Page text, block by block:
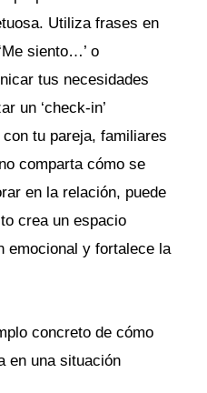
Utiliza frases en
siento…’ o
tus necesidades
un ‘check-in’
tu pareja, familiares
comparta cómo se
en la relación, puede
crea un espacio
emocional y fortalece la
concreto de cómo
en una situación